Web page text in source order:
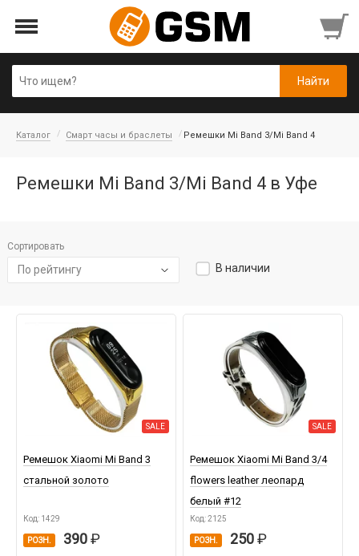
Каталог Смарт часы и браслеты Ремешки Mi Band 3/Mi Band 4
Ремешки Mi Band 3/Mi Band 4 в Уфе
Сортировать
По рейтингу В наличии
SALE
Ремешок Xiaomi Mi Band 3
стальной золото
Код: 1429
РОЗН. 390
SALE
Ремешок Xiaomi Mi Band 3/4
flowers leather леопард
белый #12
Код: 2125
РОЗН. 250